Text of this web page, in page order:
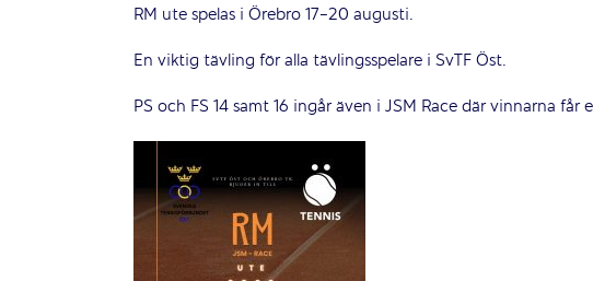
RM ute spelas i Örebro 17-20 augusti.
En viktig tävling för alla tävlingsspelare i SvTF Öst.
PS och FS 14 samt 16 ingår även i JSM Race där vinnarna